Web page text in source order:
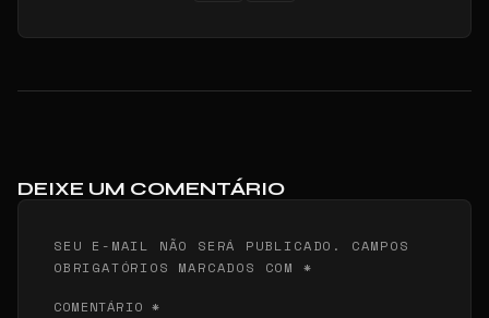
DEIXE UM COMENTÁRIO
SEU E-MAIL NÃO SERÁ PUBLICADO. CAMPOS
OBRIGATÓRIOS MARCADOS COM *
COMENTÁRIO *